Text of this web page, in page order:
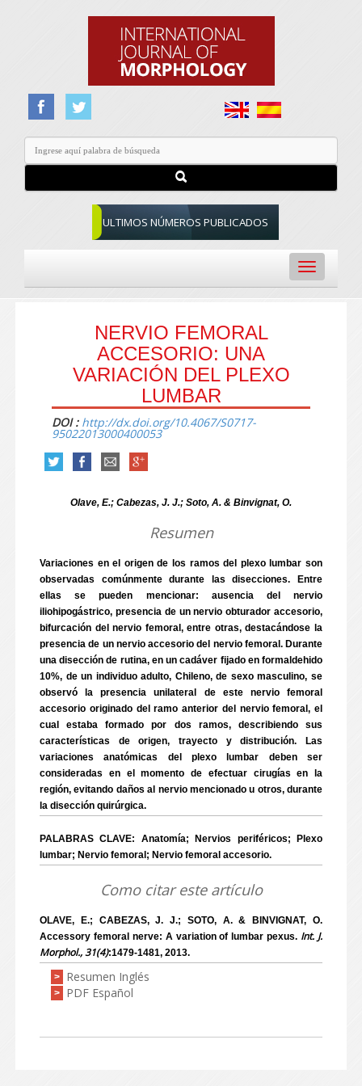
ULTIMOS NÚMEROS PUBLICADOS
Toggle
navigation
NERVIO FEMORAL
ACCESORIO: UNA
VARIACIÓN DEL PLEXO
LUMBAR
DOI : http://dx.doi.org/10.4067/S0717-
95022013000400053
Olave, E.; Cabezas, J. J.; Soto, A. & Binvignat, O.
Resumen
Variaciones en el origen de los ramos del plexo lumbar son
observadas comúnmente durante las disecciones. Entre
ellas se pueden mencionar: ausencia del nervio
iliohipogástrico, presencia de un nervio obturador accesorio,
bifurcación del nervio femoral, entre otras, destacándose la
presencia de un nervio accesorio del nervio femoral. Durante
una disección de rutina, en un cadáver fijado en formaldehido
10%, de un individuo adulto, Chileno, de sexo masculino, se
observó la presencia unilateral de este nervio femoral
accesorio originado del ramo anterior del nervio femoral, el
cual estaba formado por dos ramos, describiendo sus
características de origen, trayecto y distribución. Las
variaciones anatómicas del plexo lumbar deben ser
consideradas en el momento de efectuar cirugías en la
región, evitando daños al nervio mencionado u otros, durante
la disección quirúrgica.
PALABRAS CLAVE: Anatomía; Nervios periféricos; Plexo
lumbar; Nervio femoral; Nervio femoral accesorio.
Como citar este artículo
OLAVE, E.; CABEZAS, J. J.; SOTO, A. & BINVIGNAT, O.
Accessory femoral nerve: A variation of lumbar pexus. Int. J.
Morphol., 31(4):1479-1481, 2013.
> Resumen Inglés
> PDF Español